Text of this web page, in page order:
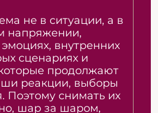
тех, кто...